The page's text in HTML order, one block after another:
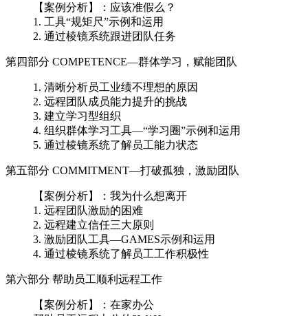
【案例分析】：应该准假么？
1. 工具“规矩尺”示例和运用
2. 通过棱镜系统跟进团队任务
第四部分 COMPETENCE—群体学习，赋能团队
1. 清晰分析员工业绩不理想的原因
2. 远程团队成员能力提升的挑战
3. 建立学习型组织
4. 组织群体学习工具—“学习圈”示例和运用
5. 通过棱镜系统了解员工能力状态
第五部分 COMMITMENT—打破孤独，激励团队
【案例分析】：我为什么想离开
1. 远程团队激励的困难
2. 远程建立信任三大原则
3. 激励团队工具—GAMES示例和运用
4. 通过棱镜系统了解员工工作积极性
第六部分 帮助员工顺利远程工作
【案例分析】：在家办公